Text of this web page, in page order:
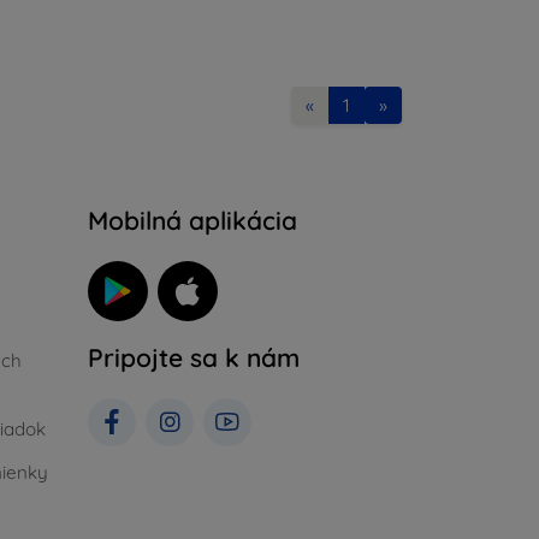
« 1 »
Mobilná aplikácia
Pripojte sa k nám